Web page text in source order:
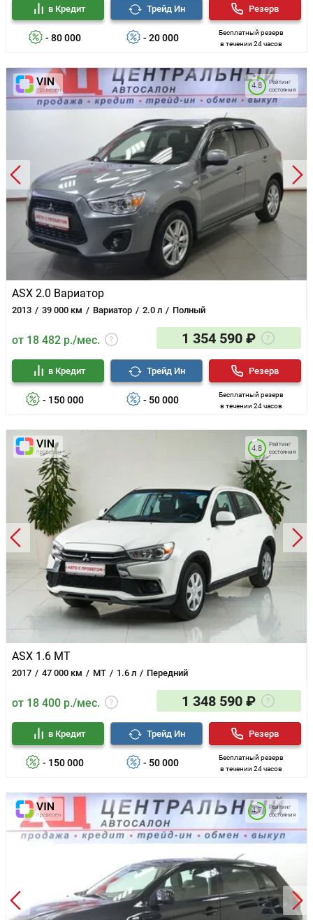
- 80 000
в Кредит
- 20 000
Трейд Ин
Бесплатный резерв
в течении 24 часов
Резерв
ASX 2.0 Вариатор
2013 39 000 км Вариатор 2.0 л Полный
Рейтинг
состояния
4.8
от 18 482 р./мес. 1 354 590 ₽
- 150 000
в Кредит
- 50 000
Трейд Ин
Бесплатный резерв
в течении 24 часов
Резерв
ASX 1.6 MT
2017 47 000 км MT 1.6 л Передний
Рейтинг
состояния
4.8
от 18 400 р./мес. 1 348 590 ₽
- 150 000
в Кредит
- 50 000
Трейд Ин
Бесплатный резерв
в течении 24 часов
Резерв
Рейтинг
состояния
4.7